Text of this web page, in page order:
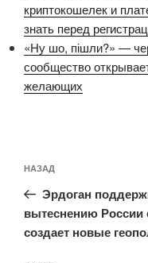
криптокошелек и
знать перед
«Ну шо, пішли?» —
сообщество
желающих
по
записям
Предыдущая
запись:
НАЗАД
Эрдоган
вытеснению России
создает новые